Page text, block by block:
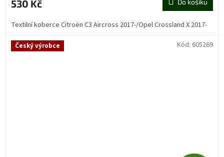
530 Kč Do košíku
Textilní koberce Citroën C3 Aircross 2017-/Opel Crossland X 2017-
Český výrobce Kód: 605269